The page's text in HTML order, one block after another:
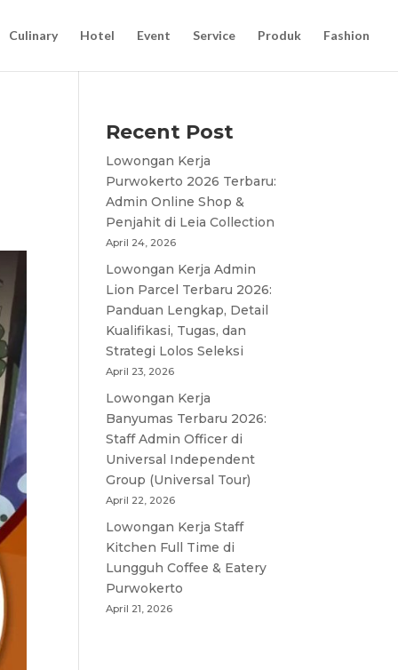
Culinary Hotel Event Service Produk Fashion
Recent Post
Lowongan Kerja
Purwokerto 2026 Terbaru:
Admin Online Shop &
Penjahit di Leia Collection
April 24, 2026
Lowongan Kerja Admin
Lion Parcel Terbaru 2026:
Panduan Lengkap, Detail
Kualifikasi, Tugas, dan
Strategi Lolos Seleksi
April 23, 2026
Lowongan Kerja
Banyumas Terbaru 2026:
Staff Admin Officer di
Universal Independent
Group (Universal Tour)
April 22, 2026
Lowongan Kerja Staff
Kitchen Full Time di
Lungguh Coffee & Eatery
Purwokerto
April 21, 2026